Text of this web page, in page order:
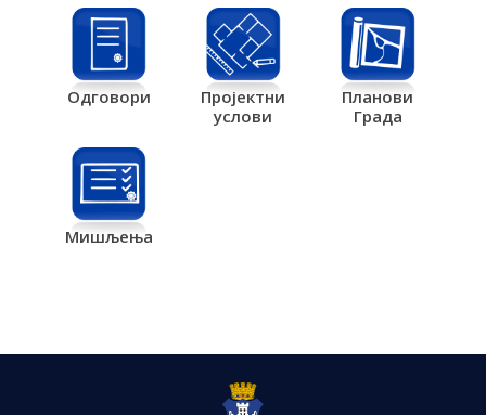
Одговори
Пројектни
услови
Планови
Града
Мишљења